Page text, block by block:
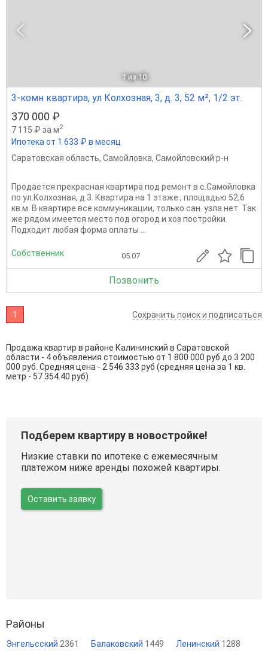
1 из 10
3-комн квартира, ул Колхозная, 3, д. 3, 52 м², 1/2 эт.
370 000 ₽
7 115 ₽ за м2
Ипотека от 1 633 ₽ в месяц
Саратовская область, Самойловка, Самойловский р-н
Продается прекрасная квартира под ремонт в с.Самойловка
по ул.Колхозная, д.3. Квартира на 1 этаже , площадью 52,6
кв.м. В квартире все коммуникации, только сан. узла нет. Так
же рядом имеется место под огород и хоз постройки.
Подходит любая форма оплаты ...
Собственник 05.07
Позвонить
1 Сохранить поиск и подписаться
Продажа квартир в районе Калининский в Саратовской
области - 4 объявления стоимостью от 1 800 000 руб до 3 200
000 руб. Средняя цена - 2 546 333 руб (средняя цена за 1 кв.
метр - 57 354.40 руб)
Подберем квартиру в новостройке!
Низкие ставки по ипотеке с ежемесячным
платежом ниже аренды похожей квартиры.
Оставить заявку
Районы
Энгельсский 2361 Балаковский 1449 Ленинский 1288